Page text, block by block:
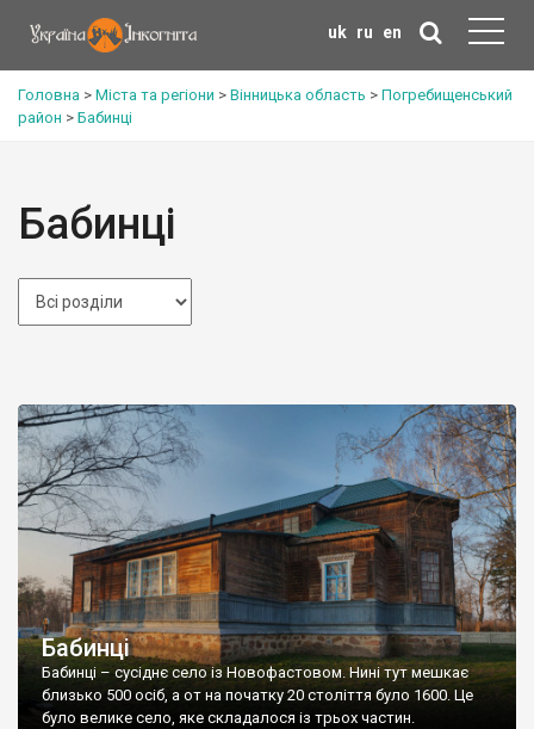
uk ru en
Головна > Міста та регіони > Вінницька область > Погребищенський
район > Бабинці
Бабинці
Бабинці
Бабинці – сусіднє село із Новофастовом. Нині тут мешкає
близько 500 осіб, а от на початку 20 століття було 1600. Це
було велике село, яке складалося із трьох частин.